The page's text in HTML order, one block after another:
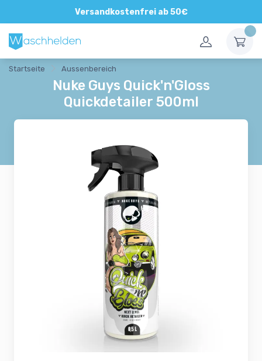
Versandkostenfrei ab 50€
Direkte und persönliche Beratung
Startseite Aussenbereich
Nuke Guys Quick'n'Gloss
Quickdetailer 500ml